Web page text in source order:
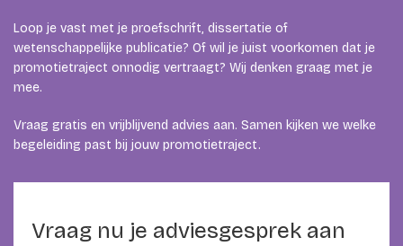
Loop je vast met je proefschrift, dissertatie of
wetenschappelijke publicatie? Of wil je juist voorkomen dat je
promotietraject onnodig vertraagt? Wij denken graag met je
mee.
Vraag gratis en vrijblijvend advies aan. Samen kijken we welke
begeleiding past bij jouw promotietraject.
Vraag nu je adviesgesprek aan